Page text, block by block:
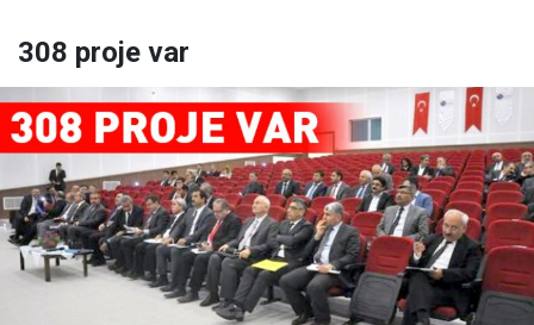
308 proje var